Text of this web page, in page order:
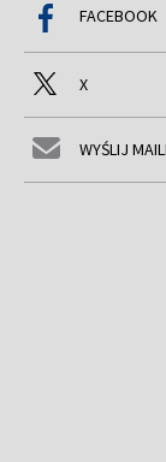
FACEBOOK
X
WYŚLIJ